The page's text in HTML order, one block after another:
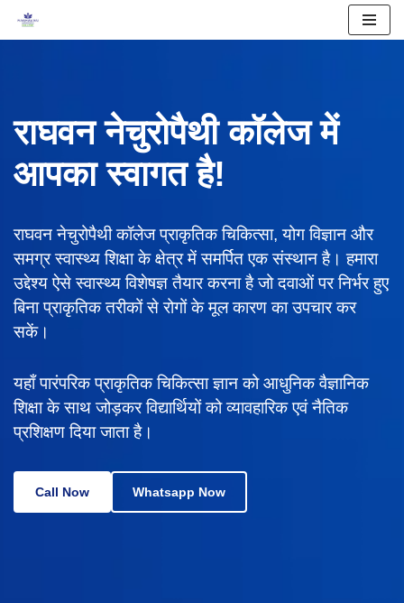
राघवन नेचुरोपैथी कॉलेज में
आपका स्वागत है!
राघवन नेचुरोपैथी कॉलेज प्राकृतिक चिकित्सा, योग विज्ञान और
समग्र स्वास्थ्य शिक्षा के क्षेत्र में समर्पित एक संस्थान है। हमारा
उद्देश्य ऐसे स्वास्थ्य विशेषज्ञ तैयार करना है जो दवाओं पर निर्भर हुए
बिना प्राकृतिक तरीकों से रोगों के मूल कारण का उपचार कर
सकें।
यहाँ पारंपरिक प्राकृतिक चिकित्सा ज्ञान को आधुनिक वैज्ञानिक
शिक्षा के साथ जोड़कर विद्यार्थियों को व्यावहारिक एवं नैतिक
प्रशिक्षण दिया जाता है।
Call Now Whatsapp Now